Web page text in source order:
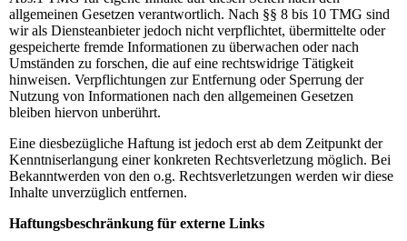
allgemeinen Gesetzen verantwortlich. Nach §§ 8 bis 10 TMG sind
wir als Diensteanbieter jedoch nicht verpflichtet, übermittelte oder
gespeicherte fremde Informationen zu überwachen oder nach
Umständen zu forschen, die auf eine rechtswidrige Tätigkeit
hinweisen. Verpflichtungen zur Entfernung oder Sperrung der
Nutzung von Informationen nach den allgemeinen Gesetzen
bleiben hiervon unberührt.
Eine diesbezügliche Haftung ist jedoch erst ab dem Zeitpunkt der
Kenntniserlangung einer konkreten Rechtsverletzung möglich. Bei
Bekanntwerden von den o.g. Rechtsverletzungen werden wir diese
Inhalte unverzüglich entfernen.
Haftungsbeschränkung für externe Links